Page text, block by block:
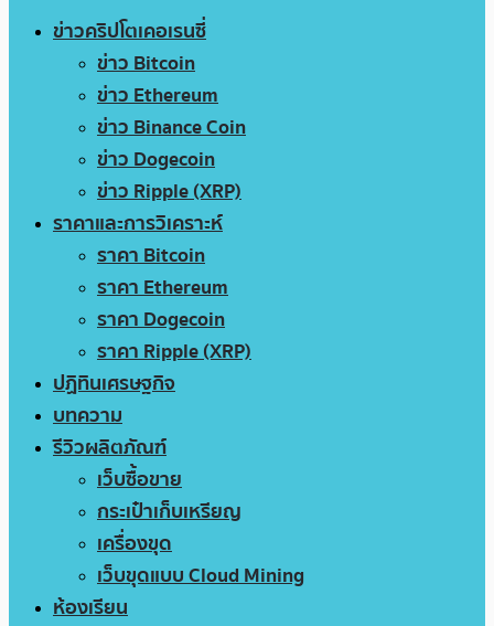
ข่าวคริปโตเคอเรนซี่
ข่าว Bitcoin
ข่าว Ethereum
ข่าว Binance Coin
ข่าว Dogecoin
ข่าว Ripple (XRP)
ราคาและการวิเคราะห์
ราคา Bitcoin
ราคา Ethereum
ราคา Dogecoin
ราคา Ripple (XRP)
ปฏิทินเศรษฐกิจ
บทความ
รีวิวผลิตภัณฑ์
เว็บซื้อขาย
กระเป๋าเก็บเหรียญ
เครื่องขุด
เว็บขุดแบบ Cloud Mining
ห้องเรียน